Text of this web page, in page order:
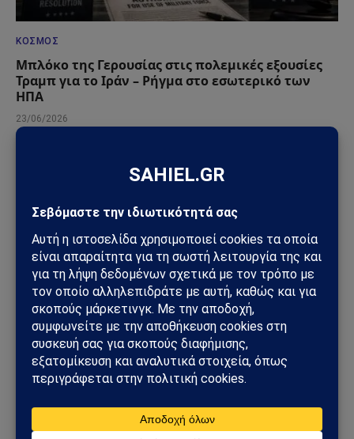
ΚΌΣΜΟΣ
Μπλόκο της Γερουσίας στις πολεμικές εξουσίες
Τραμπ για το Ιράν – Ρήγμα στο εσωτερικό των
ΗΠΑ
23/06/2026
ΠΟΛΙΤΙΚΉ
Κυριάκος Βελόπουλος: «Βυθίστε τους Τούρκους
στο Αιγαίο» – Η δήλωση που άναψε φωτιές στη
Βουλή